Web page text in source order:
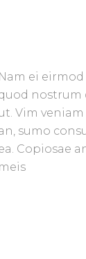
Nam ei
nostrum
Vim
sumo
Copiosae
meis